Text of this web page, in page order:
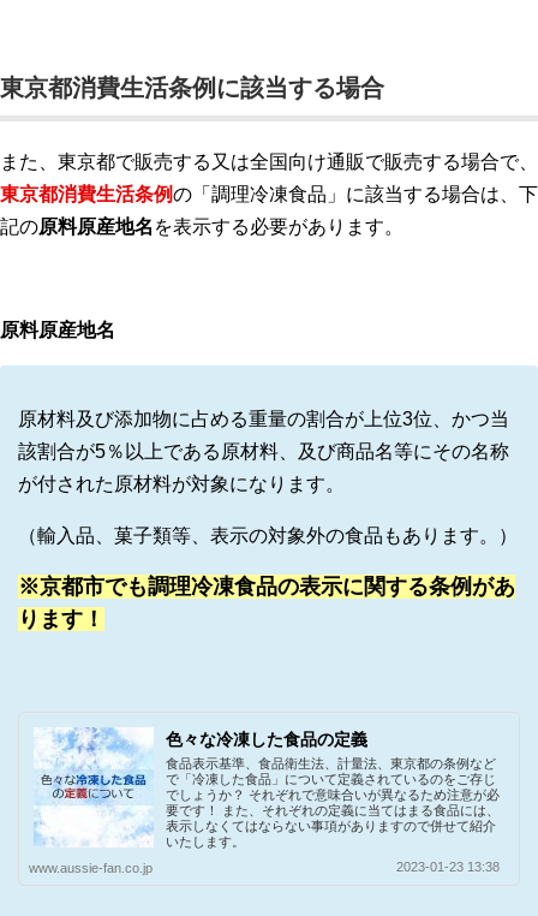
東京都消費生活条例に該当する場合
また、東京都で販売する又は全国向け通販で販売する場合で、
東京都消費生活条例の「調理冷凍食品」に該当する場合は、下
記の原料原産地名 を表示する必要があります。
原料原産地名
原材料及び添加物に占める重量の割合が上位3位、かつ当
該割合が5％以上である原材料、及び商品名等にその名称
が付された原材料が対象になります。
（輸入品、菓子類等、表示の対象外の食品もあります。）
※京都市でも調理冷凍食品の表示に関する条例があ
ります！
色々な冷凍した食品の定義
食品表示基準、食品衛生法、計量法、東京都の条例など
で「冷凍した食品」について定義されているのをご存じ
でしょうか？ それぞれで意味合いが異なるため注意が必
要です！ また、それぞれの定義に当てはまる食品には、
表示しなくてはならない事項がありますので併せて紹介
いたします。
www.aussie-fan.co.jp
2023-01-23 13:38